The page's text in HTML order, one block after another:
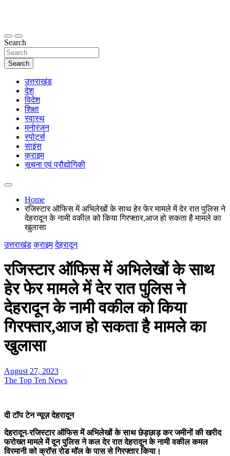
thetoptennews.com
Search
Search
उत्तराखंड
देश
विदेश
शिक्षा
स्वास्थ
मनोरंजन
स्पोर्ट्स
साइंस
क्राइम
सूचना एवं प्रौद्योगिकी
Home
रजिस्टार ऑफिस में अभिलेखों के साथ हेर फेर मामले में देर रात पुलिस ने
देहरादून के नामी वकील को किया गिरफ्तार,आज हो सकता है मामले का
खुलासा
उत्तराखंड क्राइम देहरादून
रजिस्टार ऑफिस में अभिलेखों के साथ
हेर फेर मामले में देर रात पुलिस ने
देहरादून के नामी वकील को किया
गिरफ्तार,आज हो सकता है मामले का
खुलासा
August 27, 2023
The Top Ten News
दी टॉप टेन न्यूज़ देहरादून
देहरादून-रजिस्टार ऑफिस में अभिलेखों के साथ छेड़छाड़ कर जमीनों की खरीद
फरोख्त मामले में दून पुलिस ने कल देर रात देहरादून के नामी वकील कमल
विरमानी को क्रॉस रोड मॉल के पास से गिरफ्तार किया।